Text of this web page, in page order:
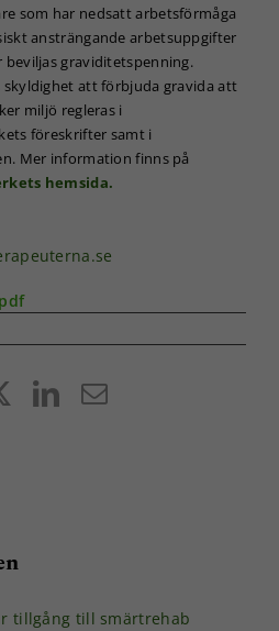
som har nedsatt arbetsförmåga
ansträngande arbetsuppgifter
beviljas graviditetspenning.
skyldighet att förbjuda gravida att
miljö regleras i
föreskrifter samt i
Mer information finns på
hemsida.
LinkedIn
E-
tillgång till smärtrehab